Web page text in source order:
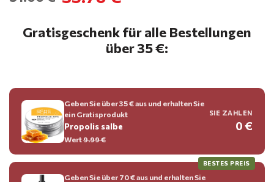
Gratisgeschenk für alle Bestellungen
über 35 €:
Geben Sie über 35 € aus und erhalten Sie
ein Gratisprodukt
Propolis salbe
Wert9.99 €
SIE ZAHLEN
0 €
BESTES PREIS
Geben Sie über 70 € aus und erhalten Sie